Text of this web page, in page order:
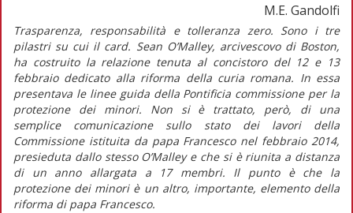
M.E. Gandolfi
Trasparenza, responsabilità e tolleranza zero. Sono i tre
pilastri su cui il card. Sean O’Malley, arcivescovo di Boston,
ha costruito la relazione tenuta al concistoro del 12 e 13
febbraio dedicato alla riforma della curia romana. In essa
presentava le linee guida della Pontificia commissione per la
protezione dei minori. Non si è trattato, però, di una
semplice comunicazione sullo stato dei lavori della
Commissione istituita da papa Francesco nel febbraio 2014,
presieduta dallo stesso O’Malley e che si è riunita a distanza
di un anno allargata a 17 membri. Il punto è che la
protezione dei minori è un altro, importante, elemento della
riforma di papa Francesco.